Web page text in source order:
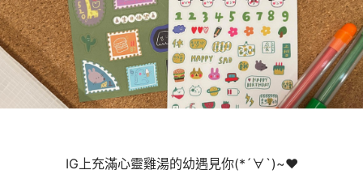
IG上充滿心靈雞湯的幼遇見你(*´∀`)~♥️